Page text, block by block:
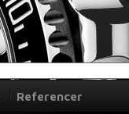
Referencer